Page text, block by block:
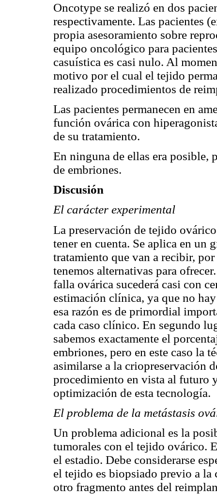
Oncotype se realizó en dos
respectivamente. Las pacientes
propia asesoramiento sobre
equipo oncológico para
casuística es casi nulo. Al
motivo por el cual el tejido
realizado procedimientos de
Las pacientes permanecen en
función ovárica con
de su tratamiento.
En ninguna de ellas era posible,
de embriones.
Discusión
El carácter experimental
La preservación de tejido
tener en cuenta. Se aplica en un
tratamiento que van a recibir,
tenemos alternativas para
falla ovárica sucederá casi con
estimación clínica, ya que no
esa razón es de primordial
cada caso clínico. En segundo
sabemos exactamente el
embriones, pero en este caso la
asimilarse a la criopreservación
procedimiento en vista al futuro
optimización de esta tecnología.
El problema de la metástasis
Un problema adicional es la
tumorales con el tejido ovárico.
el estadio. Debe considerarse
el tejido es biopsiado previo a la
otro fragmento antes del